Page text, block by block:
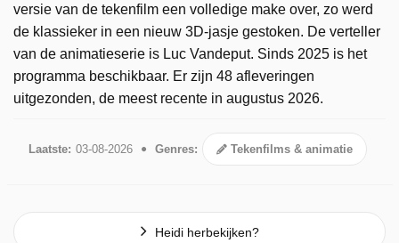
versie van de tekenfilm een volledige make over, zo werd
de klassieker in een nieuw 3D-jasje gestoken. De verteller
van de animatieserie is Luc Vandeput. Sinds 2025 is het
programma beschikbaar. Er zijn 48 afleveringen
uitgezonden, de meest recente in augustus 2026.
Laatste: 03-08-2026 Genres: Tekenfilms & animatie
Heidi herbekijken?